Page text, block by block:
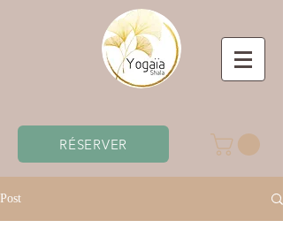
RÉSERVER
Post